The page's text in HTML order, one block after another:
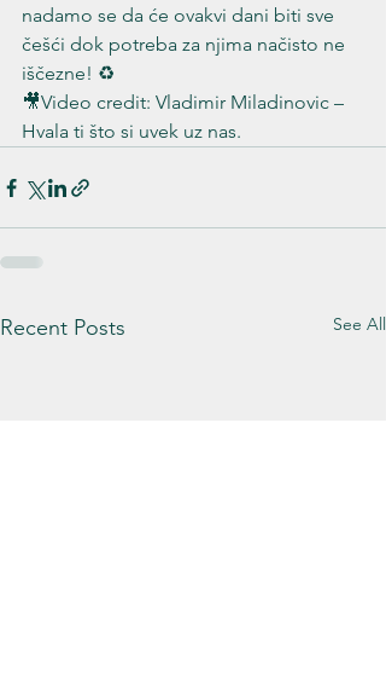
nadamo se da će ovakvi dani biti sve
češći dok potreba za njima načisto ne
iščezne! ♻️
🎥Video credit: Vladimir Miladinovic –
Hvala ti što si uvek uz nas.
Recent Posts See All